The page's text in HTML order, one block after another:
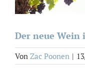
Der neue Wein
Von Zac Poonen |